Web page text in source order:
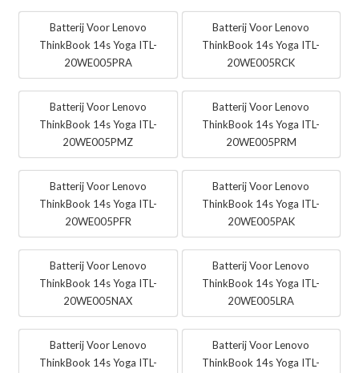
Batterij Voor Lenovo
ThinkBook 14s Yoga ITL-
20WE005PRA
Batterij Voor Lenovo
ThinkBook 14s Yoga ITL-
20WE005RCK
Batterij Voor Lenovo
ThinkBook 14s Yoga ITL-
20WE005PMZ
Batterij Voor Lenovo
ThinkBook 14s Yoga ITL-
20WE005PRM
Batterij Voor Lenovo
ThinkBook 14s Yoga ITL-
20WE005PFR
Batterij Voor Lenovo
ThinkBook 14s Yoga ITL-
20WE005PAK
Batterij Voor Lenovo
ThinkBook 14s Yoga ITL-
20WE005NAX
Batterij Voor Lenovo
ThinkBook 14s Yoga ITL-
20WE005LRA
Batterij Voor Lenovo
ThinkBook 14s Yoga ITL-
Batterij Voor Lenovo
ThinkBook 14s Yoga ITL-